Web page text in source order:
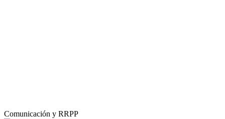
Comunicación y RRPP